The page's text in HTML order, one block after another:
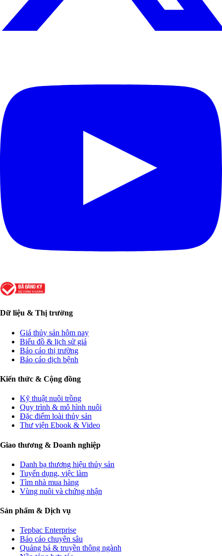
Dữ liệu & Thị trường
Giá thủy sản hôm nay
Biểu đồ & lịch sử giá
Báo cáo thị trường
Báo cáo dịch bệnh
Kiến thức & Cộng đồng
Kỹ thuật nuôi trồng
Quy trình & mô hình nuôi
Đặc điểm loài thủy sản
Thư viện Ebook & Video
Giao thương & Doanh nghiệp
Danh bạ thương hiệu thủy sản
Tuyển dụng, việc làm
Tìm nhà mua hàng
Vùng nuôi và chứng nhận
Sản phẩm & Dịch vụ
Tepbac Enterprise
Báo cáo chuyên sâu
Quảng bá & truyền thông ngành